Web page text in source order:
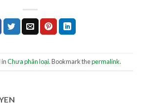
Chưa phân loại. Bookmark thepermalink.